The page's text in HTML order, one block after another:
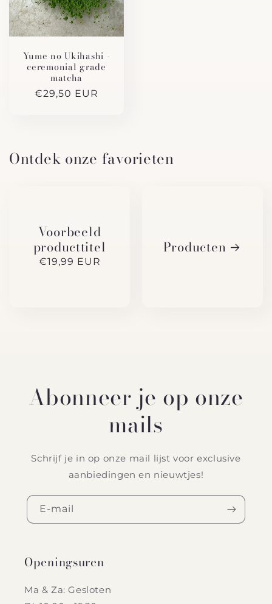
Yume no Ukihashi -
ceremonial grade
matcha
Normale
€29,50 EUR
Ontdek onze favorieten
Voorbeeld
producttitel
Normale
€19,99 EUR
Producten
Abonneer je op onze
mails
Schrijf je in op onze mail lijst voor exclusive
aanbiedingen en nieuwtjes!
E‑mail
Openingsuren
Ma & Za: Gesloten